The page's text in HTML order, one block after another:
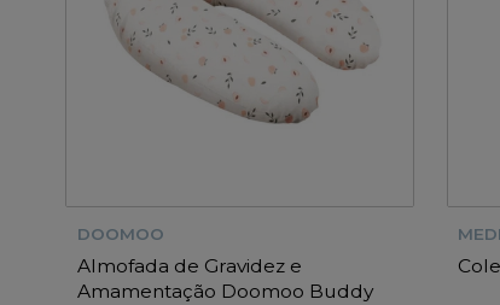
DOOMOO
Almofada de Gravidez e
Amamentação Doomoo Buddy